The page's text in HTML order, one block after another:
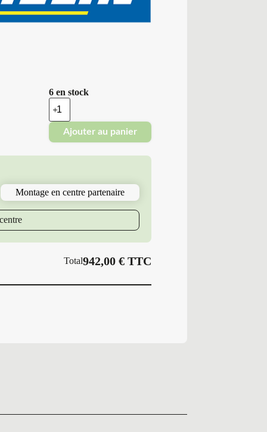
6 en stock
quantité
de
Michelin
Pneus
K
MI
X
LINE
F
Ajouter au panier
Montage en centre partenaire
Total942,00 €TTC